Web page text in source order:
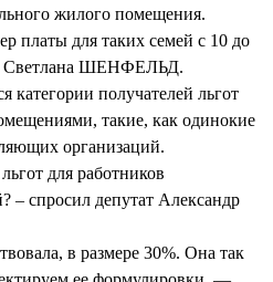
жилого помещения.
платы для таких семей с 10 до
Светлана ШЕНФЕЛЬД.
категории получателей льгот
такие, как одинокие
организаций.
для работников
– спросил депутат Александр
в размере 30%. Она так